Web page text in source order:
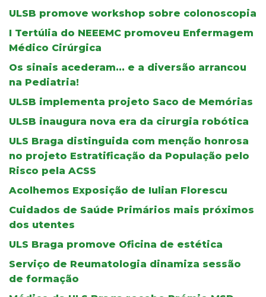
ULSB promove workshop sobre colonoscopia
I Tertúlia do NEEEMC promoveu Enfermagem
Médico Cirúrgica
Os sinais acederam... e a diversão arrancou
na Pediatria!
ULSB implementa projeto Saco de Memórias
ULSB inaugura nova era da cirurgia robótica
ULS Braga distinguida com menção honrosa
no projeto Estratificação da População pelo
Risco pela ACSS
Acolhemos Exposição de Iulian Florescu
Cuidados de Saúde Primários mais próximos
dos utentes
ULS Braga promove Oficina de estética
Serviço de Reumatologia dinamiza sessão
de formação